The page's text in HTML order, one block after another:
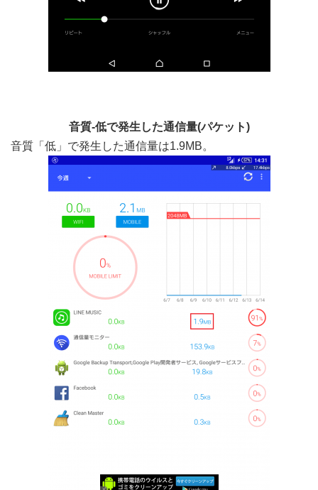
音質-低で発生した通信量(パケット)
音質「低」で発生した通信量は1.9MB。